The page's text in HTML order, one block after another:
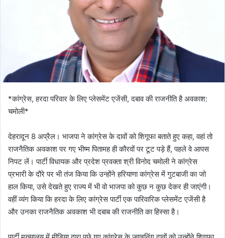
*कांग्रेस, हरदा परिवार के लिए प्लेसमेंट एजेंसी, दबाव की राजनीति है अवकाश:
चमोली*
देहरादून 8 अप्रैल। भाजपा ने कांग्रेस के दावों को शिगूफा बताते हुए कहा, वहां तो
राजनैतिक अवकाश पर गए भीष्म पितामह ही कौरवों पर टूट पड़े हैं, पहले वे आपस
निपट लें। पार्टी विधायक और प्रदेश प्रवक्ता श्री विनोद चमोली ने कांग्रेस
प्रभारी के दौरे पर भी तंज किया कि उन्होंने हरियाणा कांग्रेस में गुटबाजी का जो
हाल किया, उसे देखते हुए राज्य में भी वो भाजपा को कुछ न कुछ देकर ही जाएंगी।
वहीं व्यंग किया कि हरदा के लिए कांग्रेस पार्टी एक पारिवारिक प्लेसमेंट एजेंसी है
और उनका राजनैतिक अवकाश भी दबाब की राजनीति का हिस्सा है।